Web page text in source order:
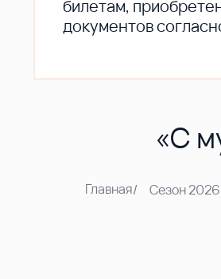
билетам,
документов
«С
Главная/ Сезон